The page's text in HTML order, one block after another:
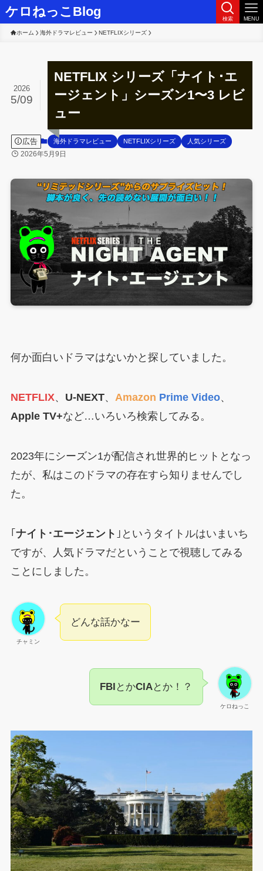
ケロねっこBlog 検索 MENU
ホーム 海外ドラマレビュー NETFLIXシリーズ
NETFLIX シリーズ「ナイト･エ
ージェント」シーズン1〜3 レビ
ュー
2026
5/09
広告 海外ドラマレビュー NETFLIXシリーズ 人気シリーズ
2026年5月9日
何か面白いドラマはないかと探していました。
NETFLIX、 U-NEXT、 Amazon Prime Video、
Apple TV+など…いろいろ検索してみる。
2023年にシーズン1が配信され世界的ヒットとなっ
たが、私はこのドラマの存在すら知りませんでし
た。
｢ ナイト･エージェント ｣というタイトルはいまいち
ですが、人気ドラマだということで視聴してみる
ことにしました。
チャミン
どんな話かなー
ケロねっこ
FBI とかCIAとか！？